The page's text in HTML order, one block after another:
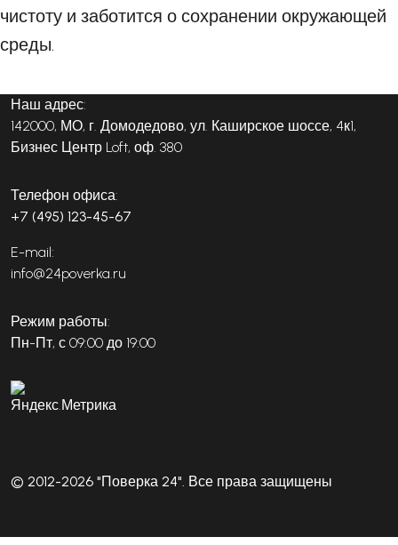
чистоту и заботится о сохранении окружающей
среды.
Наш адрес:
142000, МО, г. Домодедово, ул. Каширское шоссе, 4к1,
Бизнес Центр Loft, оф. 380
Телефон офиса:
+7 (495) 123-45-67
E-mail:
info@24poverka.ru
Режим работы:
Пн-Пт, с 09:00 до 19:00
© 2012-2026 "Поверка 24". Все права защищены